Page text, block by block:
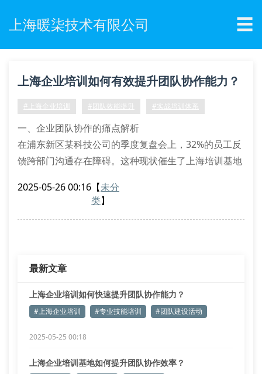
上海暖柒技术有限公司 ☰
上海企业培训如何有效提升团队协作能力？
#上海企业培训 #团队效能提升 #实战培训体系
一、企业团队协作的痛点解析
在浦东新区某科技公司的季度复盘会上，32%的员工反
馈跨部门沟通存在障碍。这种现状催生了上海培训基地
演等互动式学习模块，让参与者亲身体验协作断点。
2025-05-26 00:16 【未分
类】
最新文章
上海企业培训如何快速提升团队协作能力？
#上海企业培训 #专业技能培训 #团队建设活动
2025-05-25 00:18
上海企业培训基地如何提升团队协作效率？